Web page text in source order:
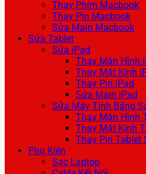
Thay Phím Macbook
Thay Pin Macbook
Sửa Main Macbook
Sửa Tablet
Sửa iPad
Thay Màn Hình
Thay Mặt Kính
Thay Pin iPad
Sửa Main iPad
Sửa Máy Tính Bảng
Thay Màn Hình
Thay Mặt Kính
Thay Pin Tablet
Phụ Kiện
Sạc Laptop